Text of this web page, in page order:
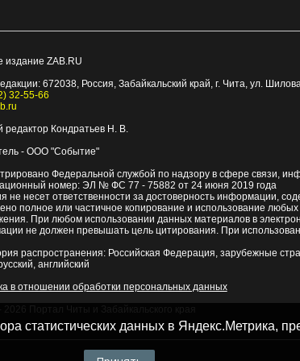
издание ZAB.RU
672038, Россия, Забайкальский край, г. Чита, ул.
32-55-66
редактор Кондратьев Н. В.
- ООО "Событие"
Федеральной службой по надзору в сфере связи,
номер: ЭЛ № ФС 77 - 75882 от 24 июня 2019 года
не несет ответственности за достоверность информации,
полное или частичное копирование и использование
При любом использовании данных материалов в
не должен превышать цель цитирования. При
распространения: Российская Федерация, зарубежные
английский
в отношении обработки персональных данных
статистических данных в Яндекс.Метрика,